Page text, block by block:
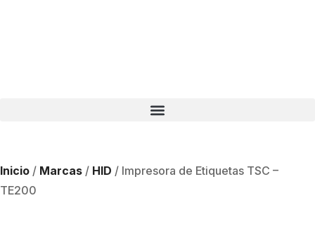
Inicio / Marcas / HID / Impresora de Etiquetas TSC –
TE200